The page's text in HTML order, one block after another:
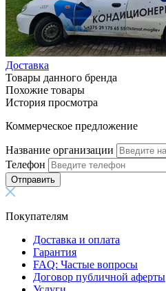
Доставка
Товары данного бренда
Похожие товары
История просмотра
Коммерческое предложение
Название организации
Телефон
Отправить
Покупателям
Доставка и оплата
Гарантия
FAQ: Частые вопросы
Договор публичной аферты